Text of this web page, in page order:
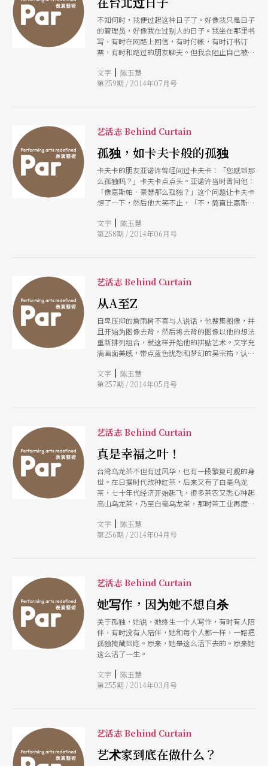
不知何时，我便过起这种日子了。好像我只是日子
的管理员，好像我在过别人的日子。我坐在那里书
写，有时在网路上回信，有时付帐，有时订书订
票，有时和路过的朋友聊天。但我会阻止自己被自
文字 | 陈玉慧
第259期 / 2014年07月号
艺活志 Behind Curtain
孤独，如卡夫卡般的孤独
卡夫卡的朋友亚诺许曾经问过卡夫卡：「您感到那
么孤独吗？」卡夫卡点点头。亚诺许当时曾问他：
「像嘉斯帕．豪瑟那么孤独？」这个问题让卡夫卡
想了一下，然后他大笑不止，「不，简直比嘉斯
文字 | 陈玉慧
第258期 / 2014年06月号
艺活志 Behind Curtain
从A至Z
自卑压抑的詹雨树不喜与人说话，他搜集图像，并
且开始为图像去背，然后将去背的图像以他的想法
重新排列组合，就这样开始他的拼贴艺术。文字充
满画面美感，带点蓝色忧愁和梦幻的吴宗祐，认识
人，雨树也呼唤起他对美和艺术的渴望。
文字 | 陈玉慧
第257期 / 2014年05月号
艺活志 Behind Curtain
真是幸福之叶！
台湾乌龙茶不但有过风华，也有一段繁复可观的身
世。在日据时代改种红茶，后来又有了白毫乌龙
茶，七十年代经济开始起飞，很多茶农又悉心种起
高山乌龙茶，乃至白毫乌龙茶，那时茶工业再度繁
化已再度步上多元兴盛时代，简直可谓茶文化的文
艺复兴！
文字 | 陈玉慧
第256期 / 2014年04月号
艺活志 Behind Curtain
她写作，因为她不想自杀
关于孤独，她说，她终生一个人写作，有时有人陪
伴，有时没有人陪伴，她和每个人都一样，一路把
孤独掩藏到底。原来，她是这么活下去的。原来她
这么活了一生。
文字 | 陈玉慧
第255期 / 2014年03月号
艺活志 Behind Curtain
艺术家到底在做什么？